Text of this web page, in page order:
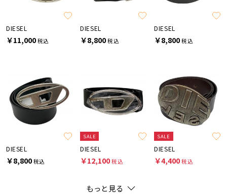
DIESEL
￥11,000税込
DIESEL
￥8,800税込
DIESEL
￥8,800税込
DIESEL
￥8,800税込
SALE
DIESEL
￥12,100税込
SALE
DIESEL
￥4,400税込
もっと見る